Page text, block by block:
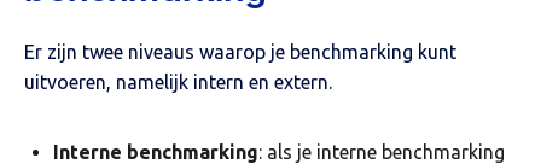
Er zijn twee niveaus waarop je benchmarking kunt
uitvoeren, namelijk intern en extern.
Interne benchmarking: als je interne benchmarking